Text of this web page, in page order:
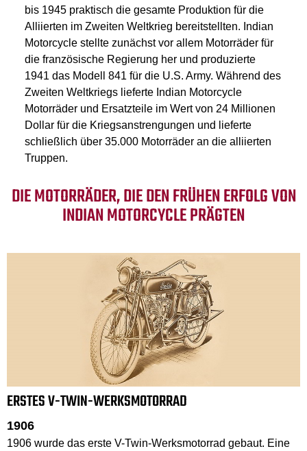
bis 1945 praktisch die gesamte Produktion für die
Alliierten im Zweiten Weltkrieg bereitstellten. Indian
Motorcycle stellte zunächst vor allem Motorräder für
die französische Regierung her und produzierte
1941 das Modell 841 für die U.S. Army. Während des
Zweiten Weltkriegs lieferte Indian Motorcycle
Motorräder und Ersatzteile im Wert von 24 Millionen
Dollar für die Kriegsanstrengungen und lieferte
schließlich über 35.000 Motorräder an die alliierten
Truppen.
DIE MOTORRÄDER, DIE DEN FRÜHEN ERFOLG VON
INDIAN MOTORCYCLE PRÄGTEN
ERSTES V-TWIN-WERKSMOTORRAD
1906
1906 wurde das erste V-Twin-Werksmotorrad gebaut. Eine